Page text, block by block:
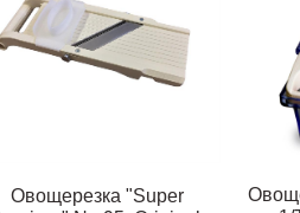
Овощерезка "Super